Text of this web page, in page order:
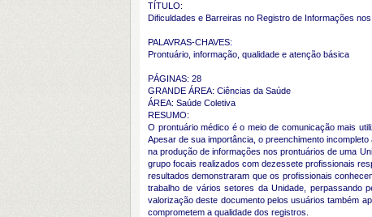
TÍTULO:
Dificuldades e Barreiras no Registro de Informações
PALAVRAS-CHAVES:
Prontuário, informação, qualidade e atenção básica
PÁGINAS: 28
GRANDE ÁREA: Ciências da Saúde
ÁREA: Saúde Coletiva
RESUMO:
O prontuário médico é o meio de comunicação mais
Apesar de sua importância, o preenchimento
na produção de informações nos prontuários de uma
grupo focais realizados com dezessete profissionais
resultados demonstraram que os profissionais
trabalho de vários setores da Unidade, perpassando
valorização deste documento pelos usuários também
comprometem a qualidade dos registros.